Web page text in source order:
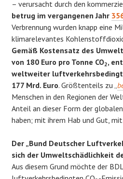
– verursacht durch den
betrug im vergangenen Jahr
Verbrennung wurden knapp eine
klimarelevantes
Gemäß Kostensatz des
von 180 Euro pro Tonne CO2,
weltweiter
177 Mrd. Euro. Größtenteils zu „
Menschen in den Regionen der
Anteil an dieser Form der
haben; mit ihrem Hab und Gut,
Der „Bund Deutscher
sich der Umweltschädlichkeit
Aus diesem Grund möchte der